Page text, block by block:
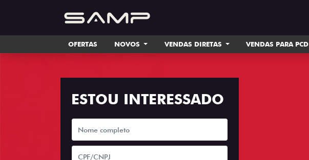
OFERTAS NOVOS VENDAS DIRETAS VENDAS PARA PCD
ESTOU INTERESSADO